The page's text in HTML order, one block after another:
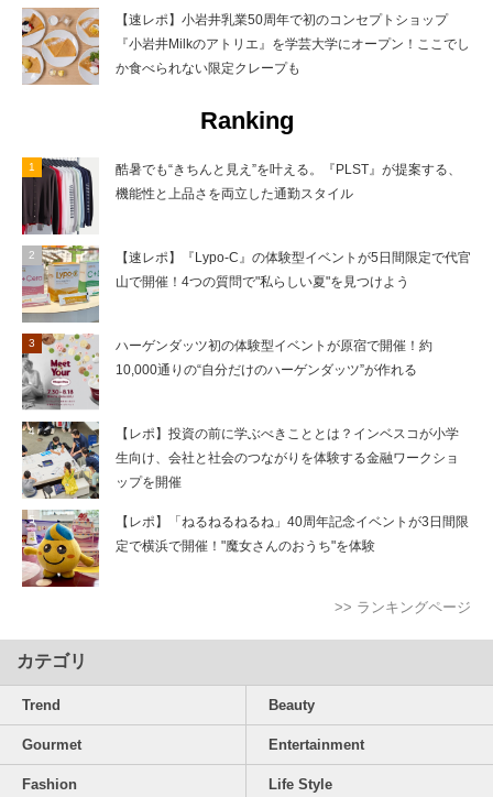
【速レポ】小岩井乳業50周年で初のコンセプトショップ
『小岩井Milkのアトリエ』を学芸大学にオープン！ここでし
か食べられない限定クレープも
Ranking
酷暑でも“きちんと見え”を叶える。『PLST』が提案する、
機能性と上品さを両立した通勤スタイル
【速レポ】『Lypo-C』の体験型イベントが5日間限定で代官
山で開催！4つの質問で"私らしい夏"を見つけよう
ハーゲンダッツ初の体験型イベントが原宿で開催！約
10,000通りの“自分だけのハーゲンダッツ”が作れる
【レポ】投資の前に学ぶべきこととは？インベスコが小学
生向け、会社と社会のつながりを体験する金融ワークショ
ップを開催
【レポ】「ねるねるねるね」40周年記念イベントが3日間限
定で横浜で開催！"魔女さんのおうち"を体験
>> ランキングページ
カテゴリ
Trend Beauty
Gourmet Entertainment
Fashion Life Style